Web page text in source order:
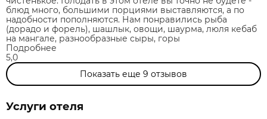
блюд много, большими порциями выставляются, а по
надобности пополняются. Нам понравились рыба
(дорадо и форель), шашлык, овощи, шаурма, люля кебаб
на мангале, разнообразные сыры, горы
Подробнее
5,0
Показать еще 9 отзывов
Услуги отеля